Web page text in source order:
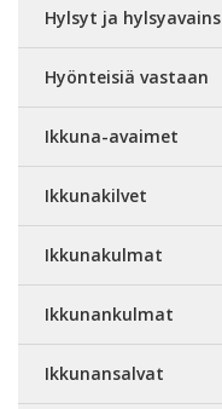
Hylsyt ja
Hyönteisiä vastaan
Ikkuna-avaimet
Ikkunakilvet
Ikkunakulmat
Ikkunankulmat
Ikkunansalvat